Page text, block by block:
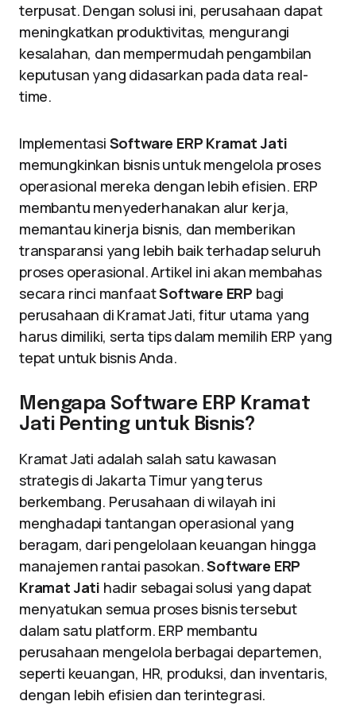
terpusat. Dengan solusi ini, perusahaan dapat
meningkatkan produktivitas, mengurangi
kesalahan, dan mempermudah pengambilan
keputusan yang didasarkan pada data real-
time.
Implementasi Software ERP Kramat Jati
memungkinkan bisnis untuk mengelola proses
operasional mereka dengan lebih efisien. ERP
membantu menyederhanakan alur kerja,
memantau kinerja bisnis, dan memberikan
transparansi yang lebih baik terhadap seluruh
proses operasional. Artikel ini akan membahas
secara rinci manfaatSoftware ERP bagi
perusahaan di Kramat Jati, fitur utama yang
harus dimiliki, serta tips dalam memilih ERP yang
tepat untuk bisnis Anda.
Mengapa Software ERP Kramat
Jati Penting untuk Bisnis?
Kramat Jati adalah salah satu kawasan
strategis di Jakarta Timur yang terus
berkembang. Perusahaan di wilayah ini
menghadapi tantangan operasional yang
beragam, dari pengelolaan keuangan hingga
manajemen rantai pasokan.Software ERP
Kramat Jati hadir sebagai solusi yang dapat
menyatukan semua proses bisnis tersebut
dalam satu platform. ERP membantu
perusahaan mengelola berbagai departemen,
seperti keuangan, HR, produksi, dan inventaris,
dengan lebih efisien dan terintegrasi.